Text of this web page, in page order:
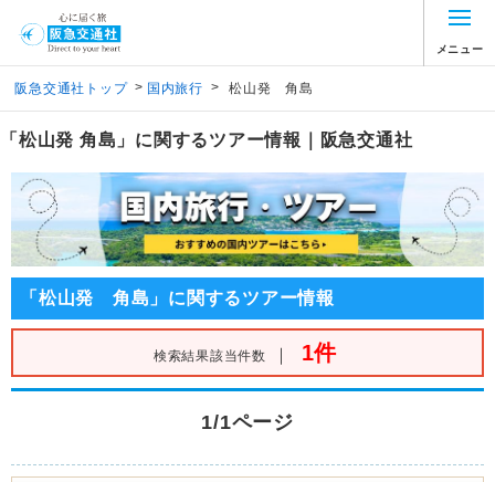
メニュー
阪急交通社トップ > 国内旅行 > 松山発 角島
「松山発 角島」に関するツアー情報｜阪急交通社
「松山発 角島」に関するツアー情報
検索結果該当件数 ｜ 1件
1/1ページ